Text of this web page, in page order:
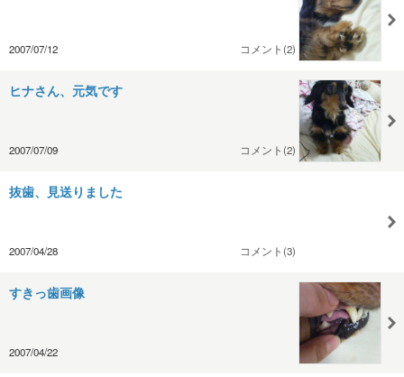
2007/07/12 コメント(2)
ヒナさん、元気です
2007/07/09 コメント(2)
抜歯、見送りました
2007/04/28 コメント(3)
すきっ歯画像
2007/04/22